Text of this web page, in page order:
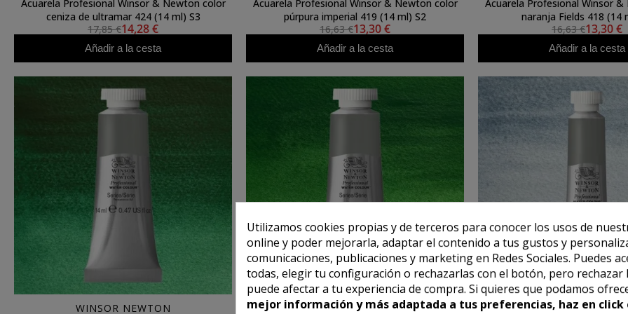
Acuarela Profesional Winsor & Newton color
ceniza de ultramar 424 (14 ml) S3
17,85 €14,28 €
Añadir a la cesta
Acuarela Profesional Winsor & Newton color
púrpura imperial 419 (14 ml) S2
16,63 €13,30 €
Añadir a la cesta
Acuarela Profesional Winsor
naranja Fields 418 (14
16,63 €13,30 €
Añadir a la cesta
WINSOR NEWTON
WINSOR NEWTON
WINSOR
Utilizamos cookies propias y de terceros para conocer los usos de
online y poder mejorarla, adaptar el contenido a tus gustos y
comunicaciones, publicaciones y marketing en Redes Sociales. Puedes
todas, elegir tu configuración o rechazarlas con el botón, pero rechazar
puede afectar a tu experiencia de compra. Si quieres que podamos
mejor información y más adaptada a tus preferencias, haz en click